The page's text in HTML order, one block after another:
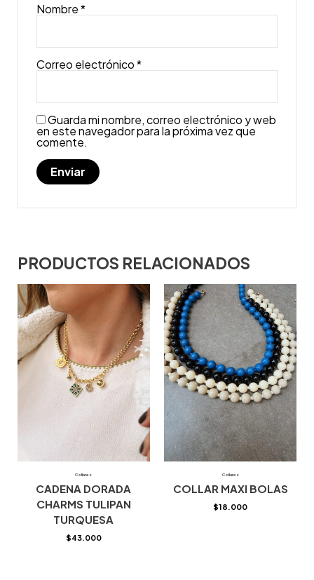
Nombre*
Correo electrónico*
Guarda mi nombre, correo electrónico y web
en este navegador para la próxima vez que
comente.
PRODUCTOS RELACIONADOS
Collares
CADENA DORADA
CHARMS TULIPAN
TURQUESA
$43.000
Collares
COLLAR MAXI BOLAS
$18.000